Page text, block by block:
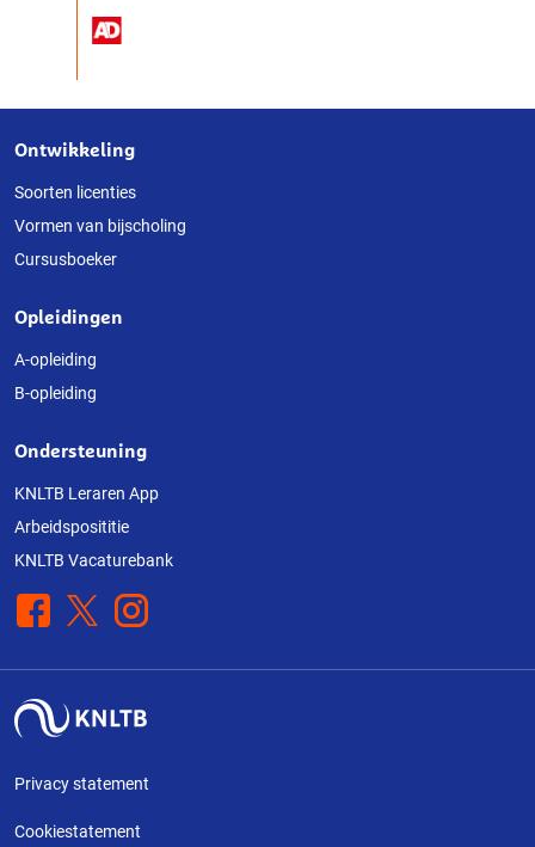
Over
deze
website
Ontwikkeling
Soorten licenties
Vormen van bijscholing
Cursusboeker
Opleidingen
A-opleiding
B-opleiding
Ondersteuning
KNLTB Leraren App
Arbeidsposititie
KNLTB Vacaturebank
Facebook
X Instagram
Privacy statement
Cookiestatement